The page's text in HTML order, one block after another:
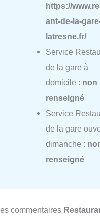
https://
ant-de-la-
latresne.fr/
Service
de la gare à
domicile : non
renseigné
Service
de la gare
dimanche :
renseigné
commentaires